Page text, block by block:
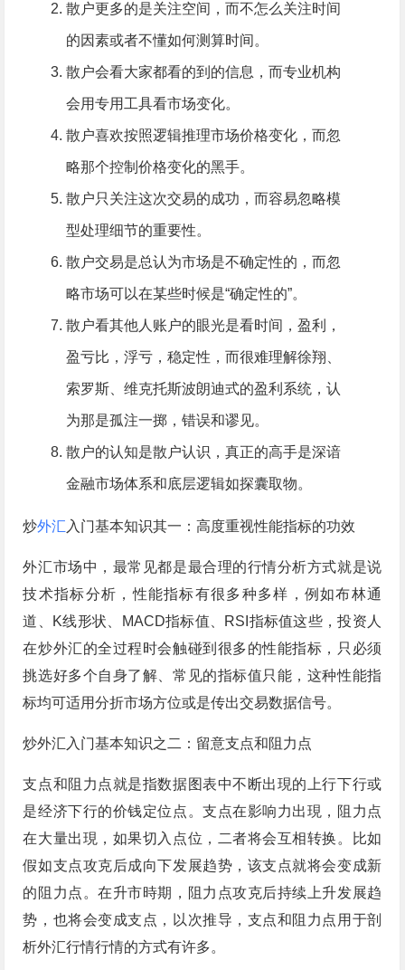
散户更多的是关注空间，而不怎么关注时间
的因素或者不懂如何测算时间。
散户会看大家都看的到的信息，而专业机构
会用专用工具看市场变化。
散户喜欢按照逻辑推理市场价格变化，而忽
略那个控制价格变化的黑手。
散户只关注这次交易的成功，而容易忽略模
型处理细节的重要性。
散户交易是总认为市场是不确定性的，而忽
略市场可以在某些时候是“确定性的”。
散户看其他人账户的眼光是看时间，盈利，
盈亏比，浮亏，稳定性，而很难理解徐翔、
索罗斯、维克托斯波朗迪式的盈利系统，认
为那是孤注一掷，错误和谬见。
散户的认知是散户认识，真正的高手是深谙
金融市场体系和底层逻辑如探囊取物。
炒外汇入门基本知识其一：高度重视性能指标的功效
外汇市场中，最常见都是最合理的行情分析方式就是说
技术指标分析，性能指标有很多种多样，例如布林通
道、K线形状、MACD指标值、RSI指标值这些，投资人
在炒外汇的全过程时会触碰到很多的性能指标，只必须
挑选好多个自身了解、常见的指标值只能，这种性能指
标均可适用分折市场方位或是传出交易数据信号。
炒外汇入门基本知识之二：留意支点和阻力点
支点和阻力点就是指数据图表中不断出現的上行下行或
是经济下行的价钱定位点。支点在影响力出現，阻力点
在大量出現，如果切入点位，二者将会互相转换。比如
假如支点攻克后成向下发展趋势，该支点就将会变成新
的阻力点。在升市時期，阻力点攻克后持续上升发展趋
势，也将会变成支点，以次推导，支点和阻力点用于剖
析外汇行情行情的方式有许多。